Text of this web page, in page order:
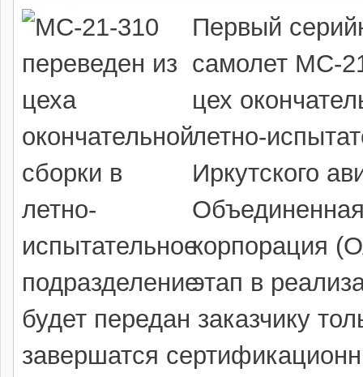
Первый
самолет МС-
цех
летно-
Иркутского
корпорация
этап в
будет передан заказчику
завершатся